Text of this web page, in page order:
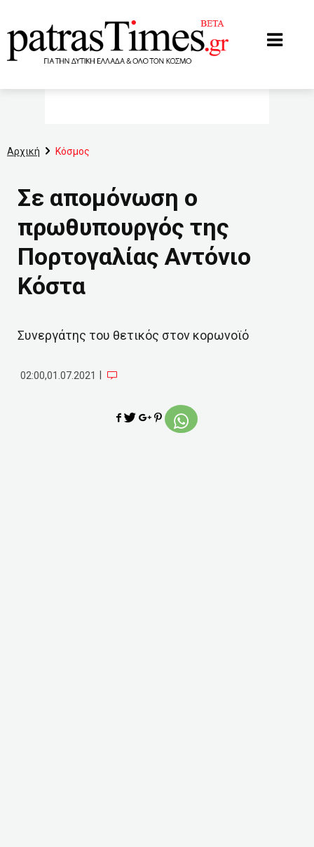
Αρχική Κόσμος
Σε απομόνωση ο
πρωθυπουργός της
Πορτογαλίας Αντόνιο
Κόστα
Συνεργάτης του θετικός στον κορωνοϊό
02:00,01.07.2021